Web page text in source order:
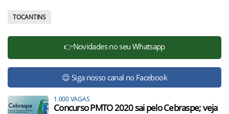
TOCANTINS
👉Novidades no seu Whatsapp
😉 Siga nosso canal no Facebook
1.000 VAGAS
Concurso PMTO 2020 sai pelo Cebraspe; veja